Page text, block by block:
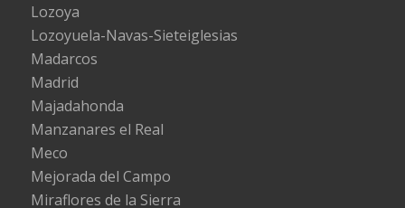
Lozoya
Lozoyuela-Navas-Sieteiglesias
Madarcos
Madrid
Majadahonda
Manzanares el Real
Meco
Mejorada del Campo
Miraflores de la Sierra